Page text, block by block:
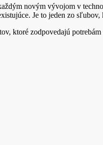
novým vývojom v
Je to jeden zo
ktoré zodpovedajú